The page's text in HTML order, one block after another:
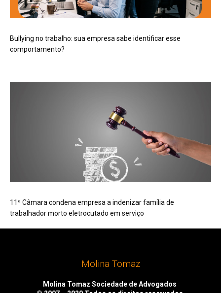
Bullying no trabalho: sua empresa sabe identificar esse
comportamento?
11ª Câmara condena empresa a indenizar família de
trabalhador morto eletrocutado em serviço
Molina Tomaz
Molina Tomaz Sociedade de Advogados